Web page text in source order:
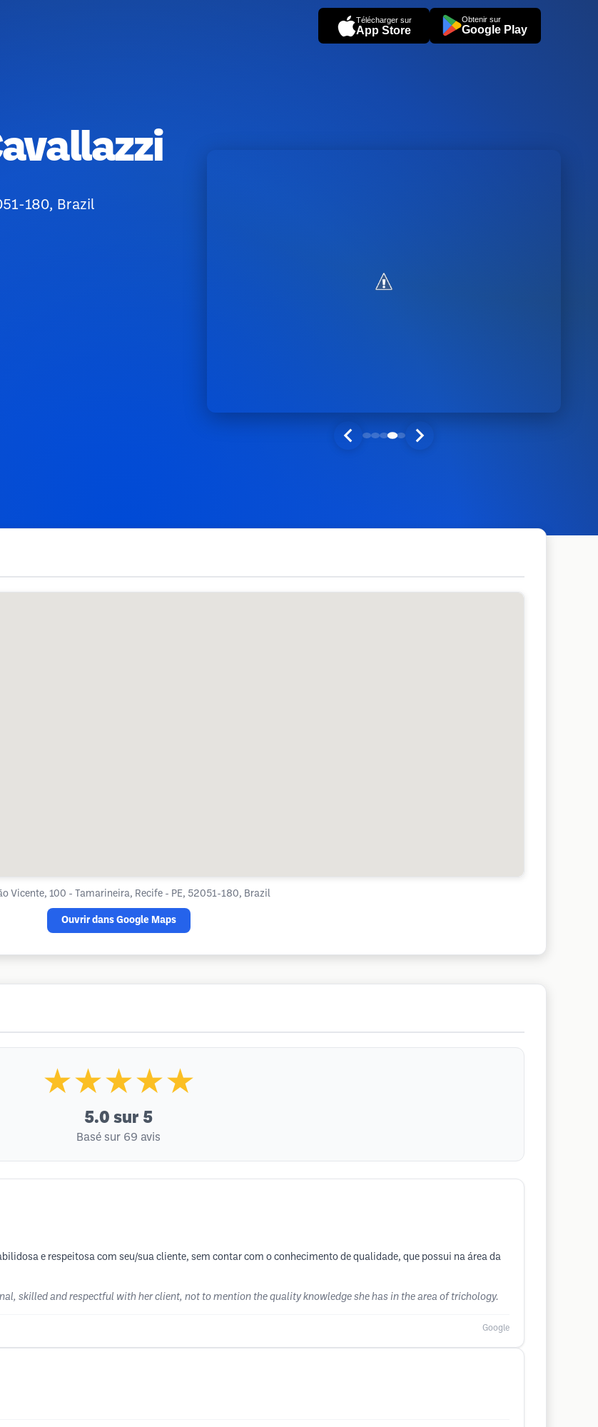
Télécharger sur
App Store
Obtenir sur
Google Play
180, Brazil
Vicente, 100 - Tamarineira, Recife - PE, 52051-180, Brazil
Ouvrir dans Google Maps
★★★★★
5.0 sur 5
Basé sur 69 avis
e respeitosa com seu/sua cliente, sem contar com o conhecimento de qualidade, que possui na área da
skilled and respectful with her client, not to mention the quality knowledge she has in the area of ​​trichology.
Google